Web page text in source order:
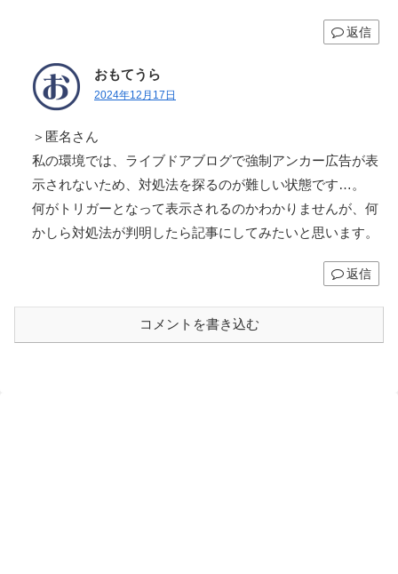
返信
おもてうら
2024年12月17日
＞匿名さん
私の環境では、ライブドアブログで強制アンカー広告が表
示されないため、対処法を探るのが難しい状態です…。
何がトリガーとなって表示されるのかわかりませんが、何
かしら対処法が判明したら記事にしてみたいと思います。
返信
コメントを書き込む